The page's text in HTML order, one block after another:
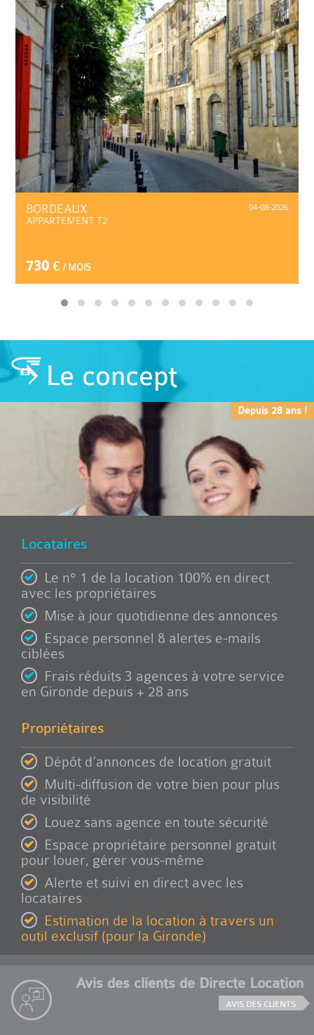
04-08-2026
BORDEAUX
APPARTEMENT T2
730 € / MOIS
Le concept
Depuis 28 ans !
Locataires
Le n° 1 de la location 100% en direct
avec les propriétaires
Mise à jour quotidienne des annonces
Espace personnel & alertes e-mails
ciblées
Frais réduits 3 agences à votre service
en Gironde depuis + 28 ans
Propriétaires
Dépôt d’annonces de location gratuit
Multi-diffusion de votre bien pour plus
de visibilité
Louez sans agence en toute sécurité
Espace propriétaire personnel gratuit
pour louer, gérer vous-même
Alerte et suivi en direct avec les
locataires
Estimation de la location à travers un
outil exclusif (pour la Gironde)
Avis des clients de Directe Location
AVIS DES CLIENTS